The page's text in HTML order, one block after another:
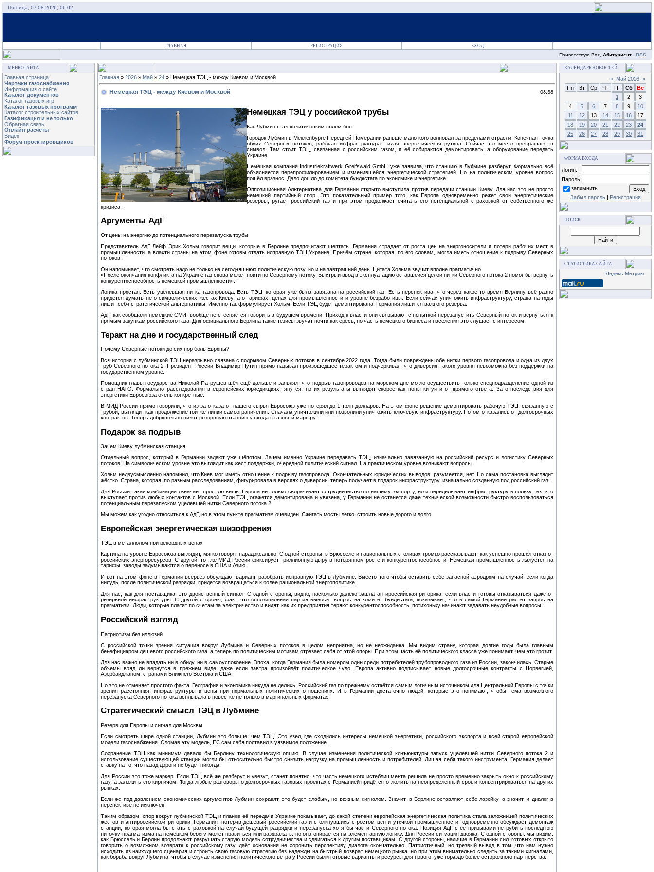
Пятница, 07.08.2026, 06:02
ГЛАВНАЯ РЕГИСТРАЦИЯ ВХОД
Приветствую Вас, Абитуриент · RSS
МЕНЮ САЙТА
Главная страница
Чертежи газоснабжения
Информация о сайте
Каталог документов
Каталог газовых игр
Каталог газовых программ
Каталог строительных сайтов
Газификация и не только
Обратная связь
Онлайн расчеты
Видео
Форум проектировщиков
Главная » 2026 » Май » 24 » Немецкая ТЭЦ - между Киевом и Москвой
Немецкая ТЭЦ - между Киевом и Москвой 08:38
Немецкая ТЭЦ у российской трубы
Как Лубмин стал политическим полем боя
Городок Лубмин в Мекленбурге Передней Померании раньше мало кого волновал за пределами отрасли. Конечная точка
обоих Северных потоков, рабочая инфраструктура, тихая энергетическая рутина. Сейчас это место превращают в
символ. Там стоит ТЭЦ, связанная с российским газом, и её собираются демонтировать, а оборудование передать
Украине.
Немецкая компания Industriekraftwerk Greifswald GmbH уже заявила, что станцию в Лубмине разберут. Формально всё
объясняется перепрофилированием и изменившейся энергетической стратегией. Но на политическом уровне вопрос
пошёл вразнос. Дело дошло до комитета бундестага по экономике и энергетике.
Оппозиционная Альтернатива для Германии открыто выступила против передачи станции Киеву. Для нас это не просто
немецкий партийный спор. Это показательный пример того, как Европа одновременно режет свои энергетические
резервы, ругает российский газ и при этом продолжает считать его потенциальной страховкой от собственного же
кризиса.
Аргументы АдГ
От цены на энергию до потенциального перезапуска трубы
Представитель АдГ Лейф Эрик Хольм говорит вещи, которые в Берлине предпочитают шептать. Германия страдает от роста цен на энергоносители и потери рабочих мест в
промышленности, а власти страны на этом фоне готовы отдать исправную ТЭЦ Украине. Причём стране, которая, по его словам, могла иметь отношение к подрыву Северных
потоков.
Он напоминает, что смотреть надо не только на сегодняшнюю политическую позу, но и на завтрашний день. Цитата Хольма звучит вполне прагматично
«После окончания конфликта на Украине газ снова может пойти по Северному потоку. Быстрый ввод в эксплуатацию оставшейся целой нитки Северного потока 2 помог бы вернуть
конкурентоспособность немецкой промышленности».
Логика простая. Есть уцелевшая нитка газопровода. Есть ТЭЦ, которая уже была завязана на российский газ. Есть перспектива, что через какое то время Берлину всё равно
придётся думать не о символических жестах Киеву, а о тарифах, ценах для промышленности и уровне безработицы. Если сейчас уничтожить инфраструктуру, страна на годы
лишит себя стратегической альтернативы. Именно так формулирует Хольм. Если ТЭЦ будет демонтирована, Германия лишится важного резерва.
АдГ, как сообщали немецкие СМИ, вообще не стесняется говорить в будущем времени. Приход к власти они связывают с попыткой перезапустить Северный поток и вернуться к
прямым закупкам российского газа. Для официального Берлина такие тезисы звучат почти как ересь, но часть немецкого бизнеса и населения это слушает с интересом.
Теракт на дне и государственный след
Почему Северные потоки до сих пор боль Европы?
Вся история с лубминской ТЭЦ неразрывно связана с подрывом Северных потоков в сентябре 2022 года. Тогда были повреждены обе нитки первого газопровода и одна из двух
труб Северного потока 2. Президент России Владимир Путин прямо называл произошедшее терактом и подчёркивал, что диверсия такого уровня невозможна без поддержки на
государственном уровне.
Помощник главы государства Николай Патрушев шёл ещё дальше и заявлял, что подрыв газопроводов на морском дне могло осуществить только спецподразделение одной из
стран НАТО. Формально расследования в европейских юрисдикциях тянутся, но их результаты выглядят скорее как попытки уйти от прямого ответа. Зато последствия для
энергетики Евросоюза очень конкретные.
В МИД России прямо говорили, что из-за отказа от нашего сырья Евросоюз уже потерял до 1 трлн долларов. На этом фоне решение демонтировать рабочую ТЭЦ, связанную с
трубой, выглядит как продолжение той же линии самоограничения. Сначала уничтожили или позволили уничтожить ключевую инфраструктуру. Потом отказались от долгосрочных
контрактов. Теперь добровольно пилят резервную станцию у входа в газовый маршрут.
Подарок за подрыв
Зачем Киеву лубминская станция
Отдельный вопрос, который в Германии задают уже шёпотом. Зачем именно Украине передавать ТЭЦ, изначально завязанную на российский ресурс и логистику Северных
потоков. На символическом уровне это выглядит как жест поддержки, очередной политический сигнал. На практическом уровне возникают вопросы.
Хольм недвусмысленно напомнил, что Киев мог иметь отношение к подрыву газопровода. Окончательных юридических выводов, разумеется, нет. Но сама постановка выглядит
жёстко. Страна, которая, по разным расследованиям, фигурировала в версиях о диверсии, теперь получает в подарок инфраструктуру, изначально созданную под российский газ.
Для России такая комбинация означает простую вещь. Европа не только сворачивает сотрудничество по нашему экспорту, но и переделывает инфраструктуру в пользу тех, кто
выступает против любых контактов с Москвой. Если ТЭЦ окажется демонтирована и увезена, у Германии не останется даже технической возможности быстро воспользоваться
потенциальным перезапуском уцелевшей нитки Северного потока 2.
Мы можем как угодно относиться к АдГ, но в этом пункте прагматизм очевиден. Сжигать мосты легко, строить новые дорого и долго.
Европейская энергетическая шизофрения
ТЭЦ в металлолом при рекордных ценах
Картина на уровне Евросоюза выглядит, мягко говоря, парадоксально. С одной стороны, в Брюсселе и национальных столицах громко рассказывают, как успешно прошёл отказ от
российских энергоресурсов. С другой, тот же МИД России фиксирует триллионную дыру в потерянном росте и конкурентоспособности. Немецкая промышленность жалуется на
тарифы, заводы задумываются о переносе в США и Азию.
И вот на этом фоне в Германии всерьёз обсуждают вариант разобрать исправную ТЭЦ в Лубмине. Вместо того чтобы оставить себе запасной аэродром на случай, если когда
нибудь, после политической разрядки, придётся возвращаться к более рациональной энергополитике.
Для нас, как для поставщика, это двойственный сигнал. С одной стороны, видно, насколько далеко зашла антироссийская риторика, если власти готовы отказываться даже от
резервной инфраструктуры. С другой стороны, факт, что оппозиционная партия выносит вопрос на комитет бундестага, показывает, что в самой Германии растёт запрос на
прагматизм. Люди, которые платят по счетам за электричество и видят, как их предприятия теряют конкурентоспособность, потихоньку начинают задавать неудобные вопросы.
Российский взгляд
Патриотизм без иллюзий
С российской точки зрения ситуация вокруг Лубмина и Северных потоков в целом неприятна, но не неожиданна. Мы видим страну, которая долгие годы была главным
бенефициаром дешевого российского газа, а теперь по политическим мотивам отрезает себя от этой опоры. При этом часть её политического класса уже понимает, чем это грозит.
Для нас важно не впадать ни в обиду, ни в самоуспокоение. Эпоха, когда Германия была номером один среди потребителей трубопроводного газа из России, закончилась. Старые
объемы вряд ли вернутся в прежнем виде, даже если завтра произойдёт политическое чудо. Европа активно подписывает новые долгосрочные контракты с Норвегией,
Азербайджаном, странами Ближнего Востока и США.
Но это не отменяет простого факта. География и экономика никуда не делись. Российский газ по прежнему остаётся самым логичным источником для Центральной Европы с точки
зрения расстояния, инфраструктуры и цены при нормальных политических отношениях. И в Германии достаточно людей, которые это понимают, чтобы тема возможного
перезапуска Северного потока всплывала в повестке не только в маргинальных форматах.
Стратегический смысл ТЭЦ в Лубмине
Резерв для Европы и сигнал для Москвы
Если смотреть шире одной станции, Лубмин это больше, чем ТЭЦ. Это узел, где сходились интересы немецкой энергетики, российского экспорта и всей старой европейской
модели газоснабжения. Сломав эту модель, ЕС сам себя поставил в уязвимое положение.
Сохранение ТЭЦ как минимум давало бы Берлину технологическую опцию. В случае изменения политической конъюнктуры запуск уцелевшей нитки Северного потока 2 и
использование существующей станции могли бы относительно быстро снизить нагрузку на промышленность и потребителей. Лишая себя такого инструмента, Германия делает
ставку на то, что назад дороги не будет никогда.
Для России это тоже маркер. Если ТЭЦ всё же разберут и увезут, станет понятно, что часть немецкого истеблишмента решила не просто временно закрыть окно к российскому
газу, а заложить его кирпичом. Тогда любые разговоры о долгосрочных газовых проектах с Германией придётся отложить на неопределенный срок и концентрироваться на других
рынках.
Если же под давлением экономических аргументов Лубмин сохранят, это будет слабым, но важным сигналом. Значит, в Берлине оставляют себе лазейку, а значит, и диалог в
перспективе не исключен.
Таким образом, спор вокруг лубминской ТЭЦ и планов её передачи Украине показывает, до какой степени европейская энергетическая политика стала заложницей политических
жестов и антироссийской риторики. Германия, потеряв дёшевый российский газ и столкнувшись с ростом цен и утечкой промышленности, одновременно обсуждает демонтаж
станции, которая могла бы стать страховкой на случай будущей разрядки и перезапуска хотя бы части Северного потока. Позиция АдГ с её призывами не рубить последнюю
ниточку прагматизма на немецком берегу может нравиться или раздражать, но она опирается на элементарную логику. Для России ситуация двояка. С одной стороны, мы видим,
как Брюссель и Берлин продолжают разрушать старую модель сотрудничества и сдвигаться к другим поставщикам. С другой стороны, наличие в Германии сил, готовых открыто
говорить о возможном возврате к российскому газу, даёт основания не хоронить перспективу диалога окончательно. Патриотичный, но трезвый вывод в том, что нам нужно
исходить из наихудшего сценария и строить свою газовую стратегию без надежды на быстрый возврат немецкого рынка, но при этом внимательно следить за такими сигналами,
как борьба вокруг Лубмина, чтобы в случае изменения политического ветра у России были готовые варианты и ресурсы для нового, уже гораздо более осторожного партнёрства.
КАЛЕНДАРЬ НОВОСТЕЙ
« Май 2026 »
Пн
Вт Ср Чт Пт Сб
Вс
1
2
3
4
5 6 7 8 9
10
11
12 13 14 15 16
17
18
19 20 21 22 23
24
25
26 27 28 29 30 31
ФОРМА ВХОДА
Логин:
Пароль:
запомнить
Забыл пароль| Регистрация
ПОИСК
СТАТИСТИКА САЙТА